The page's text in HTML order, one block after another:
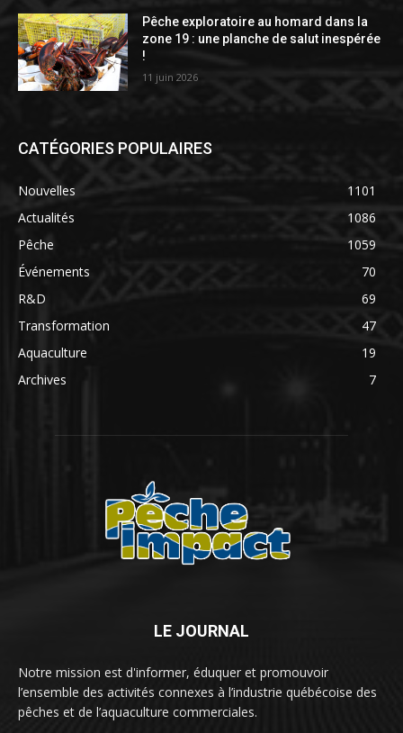
Pêche exploratoire au homard dans la
zone 19 : une planche de salut inespérée
!
11 juin 2026
CATÉGORIES POPULAIRES
Nouvelles
1101
Actualités
1086
Pêche
1059
Événements
70
R&D
69
Transformation
47
Aquaculture
19
Archives
7
LE JOURNAL
Notre mission est d'informer, éduquer et promouvoir
l’ensemble des activités connexes à l’industrie québécoise des
pêches et de l’aquaculture commerciales.